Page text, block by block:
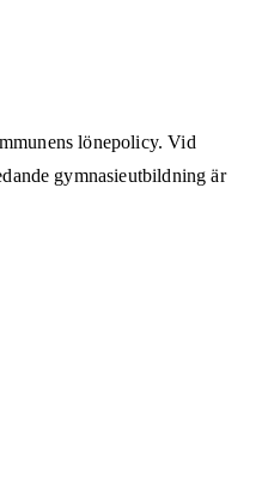
lönepolicy. Vid
gymnasieutbildning är